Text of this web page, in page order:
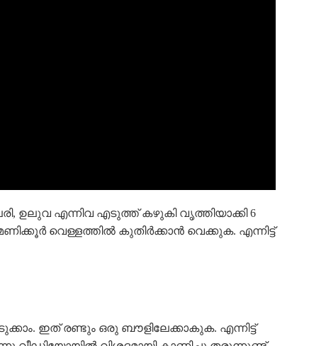
ഉലുവ എന്നിവ എടുത്ത് കഴുകി വൃത്തിയാക്കി 6
വെള്ളത്തിൽ കുതിർക്കാൻ വെക്കുക. എന്നിട്ട്
ഇത് രണ്ടും ഒരു ബൗളിലേക്കാകുക. എന്നിട്ട്